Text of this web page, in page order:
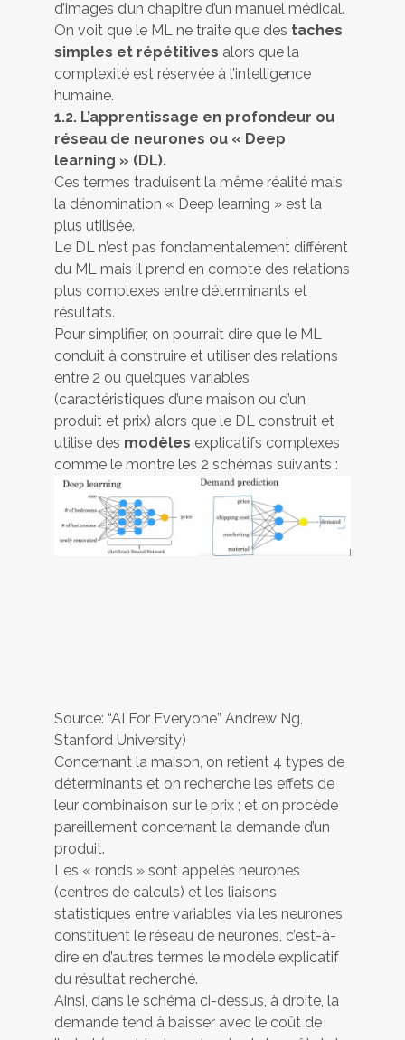
d’images d’un chapitre d’un manuel médical.
On voit que le ML ne traite que des taches
simples et répétitives alors que la
complexité est réservée à l’intelligence
humaine.
1.2. L’apprentissage en profondeur ou
réseau de neurones ou « Deep
learning » (DL).
Ces termes traduisent la même réalité mais
la dénomination « Deep learning » est la
plus utilisée.
Le DL n’est pas fondamentalement différent
du ML mais il prend en compte des relations
plus complexes entre déterminants et
résultats.
Pour simplifier, on pourrait dire que le ML
conduit à construire et utiliser des relations
entre 2 ou quelques variables
(caractéristiques d’une maison ou d’un
produit et prix) alors que le DL construit et
utilise des modèles explicatifs complexes
comme le montre les 2 schémas suivants :
Source: “AI For Everyone” Andrew Ng,
Stanford University)
Concernant la maison, on retient 4 types de
déterminants et on recherche les effets de
leur combinaison sur le prix ; et on procède
pareillement concernant la demande d’un
produit.
Les « ronds » sont appelés neurones
(centres de calculs) et les liaisons
statistiques entre variables via les neurones
constituent le réseau de neurones, c’est-à-
dire en d’autres termes le modèle explicatif
du résultat recherché.
Ainsi, dans le schéma ci-dessus, à droite, la
demande tend à baisser avec le coût de